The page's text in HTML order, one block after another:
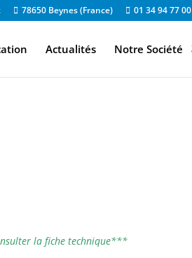
78650 Beynes (France) 01 34 94 77 00
Actualités Notre Société
la fiche technique***